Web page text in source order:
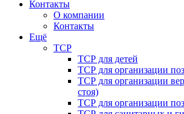
Контакты
О компании
Контакты
Ещё
ТСР
ТСР для детей
ТСР для организации
ТСР для организации
стоя)
ТСР для организации